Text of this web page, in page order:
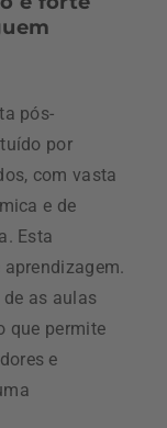
pós-
por
com vasta
e de
Esta
as aulas
que permite
e